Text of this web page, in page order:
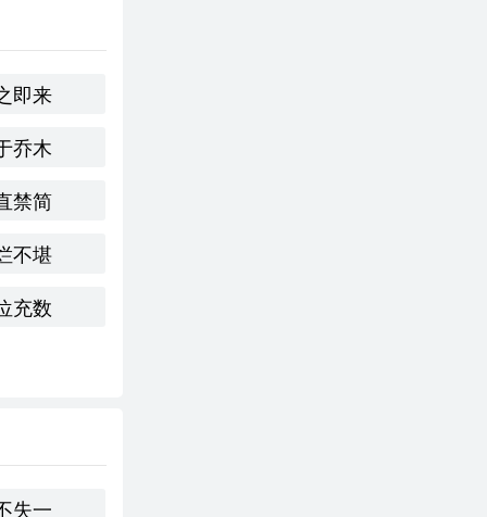
，提倡贤
思，在人事
即来
乔木
禁简
不堪
充数
失一